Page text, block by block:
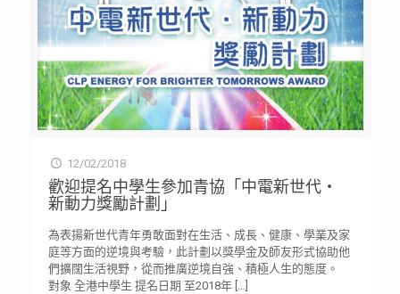
12/02/2018
歡迎提名中學生參加青協「中電新世代‧
新動力獎勵計劃」
為表揚新世代青年勇敢面對在生活、成長、健康、學業及家
庭等方面的逆境與考驗，此計劃以獎學金及師友形式協助他
們擴闊生活視野，從而推廣逆境自強、積極人生的態度。
對象 全港中學生 提名日期 至2018年[…]